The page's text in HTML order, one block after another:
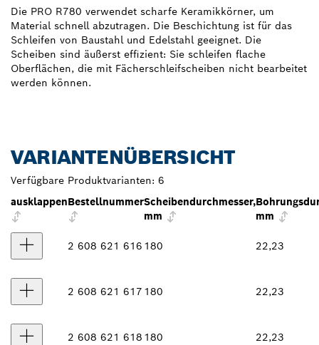
Die PRO R780 verwendet scharfe Keramikkörner, um
Material schnell abzutragen. Die Beschichtung ist für das
Schleifen von Baustahl und Edelstahl geeignet. Die
Scheiben sind äußerst effizient: Sie schleifen flache
Oberflächen, die mit Fächerschleifscheiben nicht bearbeitet
werden können.
VARIANTENÜBERSICHT
Verfügbare Produktvarianten: 6
ausklappenBestellnummerScheibendurchmesser,
mm
mm
2 608 621 616 180 22,23
2 608 621 617 180 22,23
2 608 621 618 180 22,23